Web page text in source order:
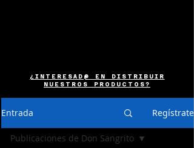
¿INTERESAD@ EN DISTRIBUIR
NUESTROS PRODUCTOS?
Entrada Regístrate
Publicaciones de Don Sangrito